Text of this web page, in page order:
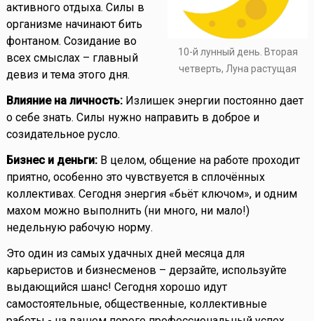
10-й лунный день. Вторая
четверть, Луна растущая
активного отдыха. Силы в
организме начинают бить
фонтаном. Созидание во
всех смыслах – главный
девиз и тема этого дня.
Влияние на личность:Излишек энергии постоянно дает
о себе знать. Силы нужно направить в доброе и
созидательное русло.
Бизнес и деньги:В целом, общение на работе проходит
приятно, особенно это чувствуется в сплочённых
коллективах. Сегодня энергия «бьёт ключом», и одним
махом можно выполнить (ни много, ни мало!)
недельную рабочую норму.
Это один из самых удачных дней месяца для
карьеристов и бизнесменов – дерзайте, используйте
выдающийся шанс! Сегодня хорошо идут
самостоятельные, общественные, коллективные